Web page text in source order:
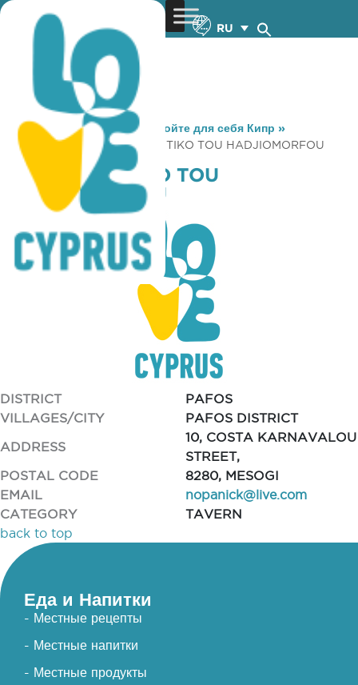
RU
You are here: Home »Откройте для себя Кипр »
Gastronomy
» TO ARCHONTIKO TOU HADJIOMORFOU
TO ARCHONTIKO TOU
HADJIOMORFOU
DISTRICT
PAFOS
VILLAGES/CITY
PAFOS DISTRICT
ADDRESS
10, COSTA KARNAVALOU
STREET,
POSTAL CODE
8280, MESOGI
EMAIL
nopanick@live.com
CATEGORY
TAVERN
back to top
Еда и Напитки
- Местные рецепты
- Местные напитки
- Местные продукты